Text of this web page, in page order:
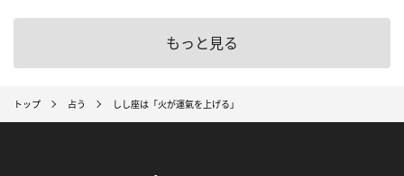
もっと見る
トップ 占う しし座は「火が運氣を上げる」